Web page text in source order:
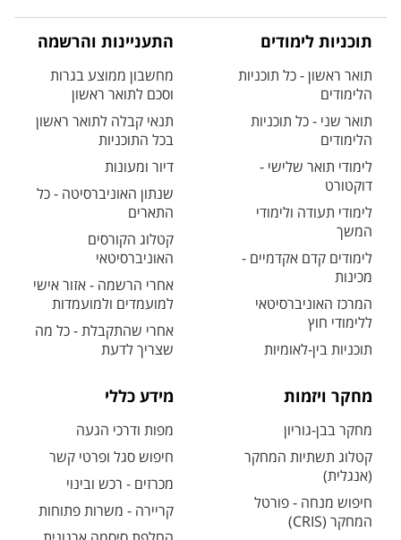
תוכניות לימודים
תואר ראשון - כל תוכניות
הלימודים
תואר שני - כל תוכניות
הלימודים
לימודי תואר שלישי -
דוקטורט
לימודי תעודה ולימודי
המשך
לימודים קדם אקדמיים -
מכינות
המרכז האוניברסיטאי
ללימודי חוץ
תוכניות בין-לאומיות
התעניינות והרשמה
מחשבון ממוצע בגרות
וסכם לתואר ראשון
תנאי קבלה לתואר ראשון
בכל התוכניות
דיור ומעונות
שנתון האוניברסיטה - כל
התארים
קטלוג הקורסים
האוניברסיטאי
אחרי הרשמה - אזור אישי
למועמדים ולמועמדות
אחרי שהתקבלת - כל מה
שצריך לדעת
מחקר ויזמות
מחקר בבן-גוריון
קטלוג תשתיות המחקר
(אנגלית)
חיפוש מנחה - פורטל
המחקר (CRIS)
מידע כללי
מפות ודרכי הגעה
חיפוש סגל ופרטי קשר
מכרזים - רכש ובינוי
קריירה - משרות פתוחות